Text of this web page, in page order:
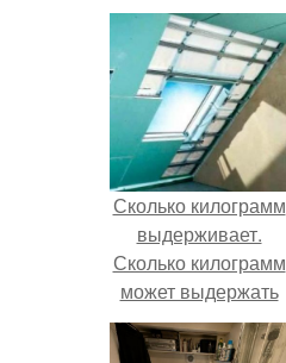
Сколько килограмм
выдерживает.
Сколько килограмм
может выдержать
электросамокат?